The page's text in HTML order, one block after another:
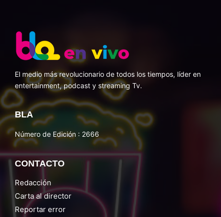
El medio más revolucionario de todos los tiempos, líder en
entertainment, podcast y streaming Tv.
BLA
Número de Edición : 2666
CONTACTO
Redacción
Carta al director
Reportar error